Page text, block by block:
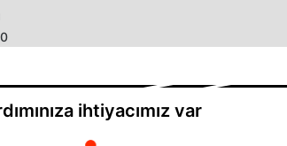
ihtiyacımız var